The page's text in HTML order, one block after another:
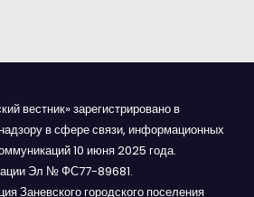
вестник» зарегистрировано в
в сфере связи, информационных
10 июня 2025 года.
Эл № ФС77-89681.
Заневского городского поселения